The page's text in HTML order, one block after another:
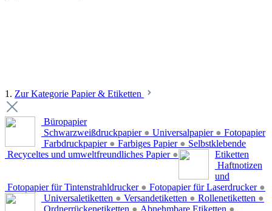
1. Zur Kategorie Papier & Etiketten
Büropapier
Schwarzweißdruckpapier ● Universalpapier ●
Farbdruckpapier ● Farbiges Papier ●
Recyceltes und umweltfreundliches Papier ●
Fotopapier
Fotopapier für Tintenstrahldrucker ● Fotopapier für Laserdrucker ●
Selbstklebende
Etiketten
Universaletiketten ● Versandetiketten ● Rollenetiketten ●
Ordnerrückenetiketten ● Abnehmbare Etiketten ●
Haftnotizen
und